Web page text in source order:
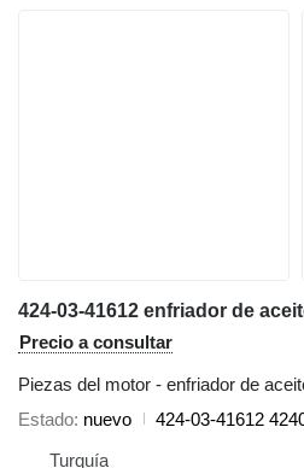
Precio a consultar
Piezas del motor - enfriador de
Estado nuevo
424-03-41612
Turquía